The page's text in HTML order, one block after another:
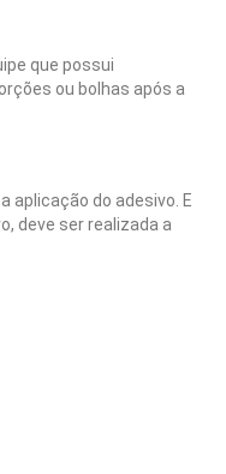
que possui
ou bolhas após a
aplicação do adesivo. E
deve ser realizada a